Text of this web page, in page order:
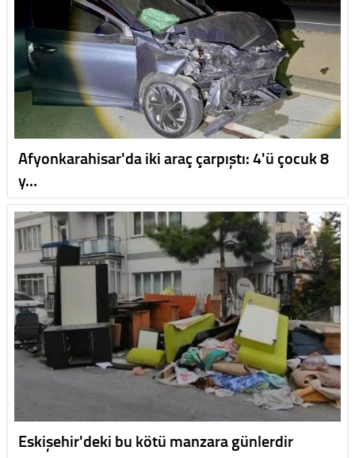
Afyonkarahisar'da iki araç çarpıştı: 4'ü çocuk 8
y…
Eskişehir'deki bu kötü manzara günlerdir